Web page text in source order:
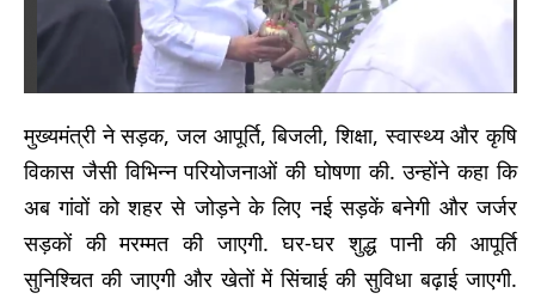
मुख्यमंत्री ने सड़क, जल आपूर्ति, बिजली, शिक्षा, स्वास्थ्य और कृषि
विकास जैसी विभिन्न परियोजनाओं की घोषणा की. उन्होंने कहा कि
अब गांवों को शहर से जोड़ने के लिए नई सड़कें बनेगी और जर्जर
सड़कों की मरम्मत की जाएगी. घर-घर शुद्ध पानी की आपूर्ति
सुनिश्चित की जाएगी और खेतों में सिंचाई की सुविधा बढ़ाई जाएगी.